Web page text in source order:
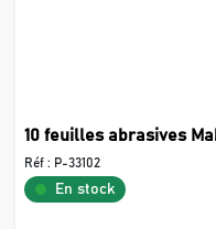
10 feuilles abrasives
Réf : P-33102
En stock